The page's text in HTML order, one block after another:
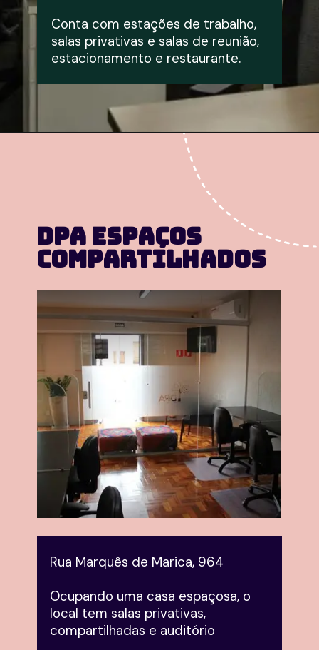
Conta com estações de trabalho,
salas privativas e salas de reunião,
estacionamento e restaurante.
DPA Espaços
Compartilhados
Rua Marquês de Marica, 964
Ocupando uma casa espaçosa, o
local tem salas privativas,
compartilhadas e auditório